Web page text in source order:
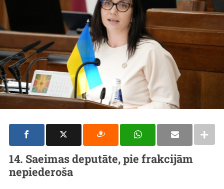
14. Saeimas deputāte,pie frakcijām
nepiederoša